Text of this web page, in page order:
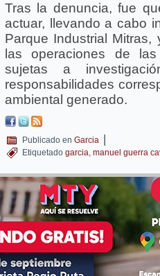
Tras la denuncia, fue
actuar, llevando a cabo
Parque Industrial
las operaciones de
sujetas a
responsabilidades
ambiental generado.
Publicado en Garcia |
Etiquetado garcia, manuel guerra